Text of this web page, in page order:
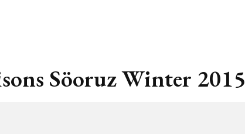
Söoruz Winter 2015